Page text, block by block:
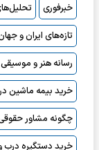
خبرفوری
تازه‌های ایران و
رسانه هنر و موسیقی
خرید بیمه ماشین
چگونه مشاور حقوقی درجه 1 در مشهد
خرید دستگیره درب